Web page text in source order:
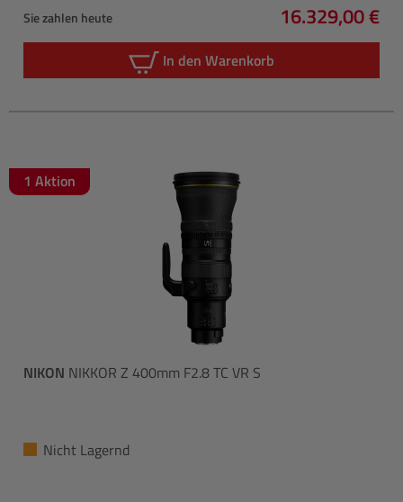
Sie zahlen heute
Regulärer
16.329,00 €
In den Warenkorb
1 Aktion
NIKON NIKKOR Z 400mm F2.8 TC VR S
Nicht Lagernd